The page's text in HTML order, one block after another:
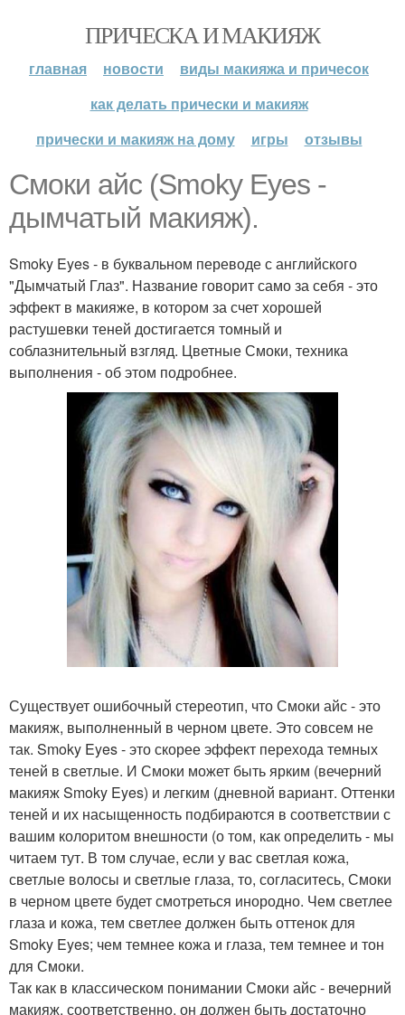
ПРИЧЕСКА И МАКИЯЖ
главная новости
виды макияжа и причесок
как делать прически и макияж
прически и макияж на дому
игры отзывы
Смоки айс (Smoky Eyes -
дымчатый макияж).
Smoky Eyes - в буквальном переводе с английского
"Дымчатый Глаз". Название говорит само за себя - это
эффект в макияже, в котором за счет хорошей
растушевки теней достигается томный и
соблазнительный взгляд. Цветные Смоки, техника
выполнения - об этом подробнее.
Существует ошибочный стереотип, что Смоки айс - это
макияж, выполненный в черном цвете. Это совсем не
так. Smoky Eyes - это скорее эффект перехода темных
теней в светлые. И Смоки может быть ярким (вечерний
макияж Smoky Eyes) и легким (дневной вариант. Оттенки
теней и их насыщенность подбираются в соответствии с
вашим колоритом внешности (о том, как определить - мы
читаем тут. В том случае, если у вас светлая кожа,
светлые волосы и светлые глаза, то, согласитесь, Смоки
в черном цвете будет смотреться инородно. Чем светлее
глаза и кожа, тем светлее должен быть оттенок для
Smoky Eyes; чем темнее кожа и глаза, тем темнее и тон
для Смоки.
Так как в классическом понимании Смоки айс - вечерний
макияж, соответственно, он должен быть достаточно